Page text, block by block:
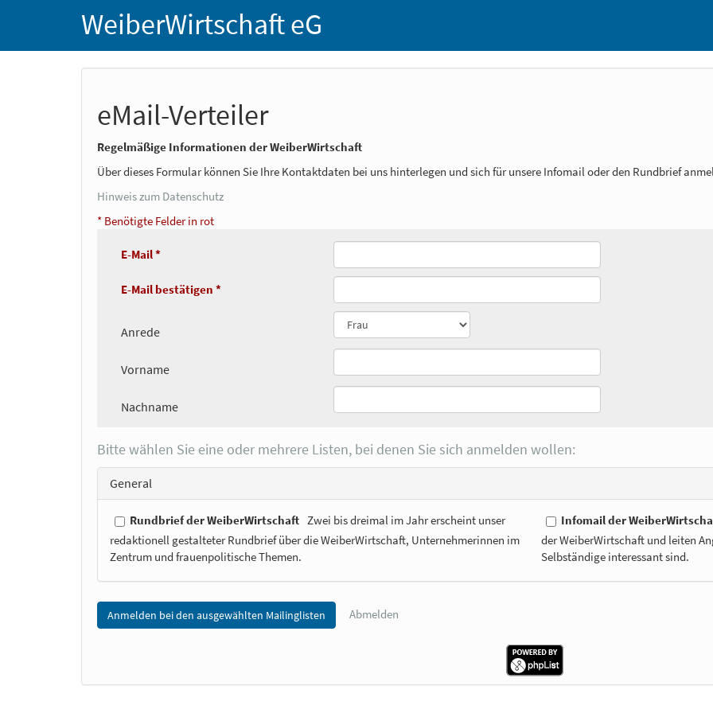
WeiberWirtschaft eG
eMail-Verteiler
Regelmäßige Informationen der WeiberWirtschaft
Über dieses Formular können Sie Ihre Kontaktdaten bei uns hinterlegen und sich für unsere Infomail oder den Rundbrief
Hinweis zum Datenschutz
* Benötigte Felder in rot
E-Mail *
E-Mail bestätigen *
Anrede
Vorname
Nachname
Bitte wählen Sie eine oder mehrere Listen, bei denen Sie sich anmelden wollen:
General
Rundbrief der WeiberWirtschaft Zwei bis dreimal im Jahr erscheint unser
redaktionell gestalteter Rundbrief über die WeiberWirtschaft, Unternehmerinnen im
Zentrum und frauenpolitische Themen.
Infomail der
der WeiberWirtschaft und leiten
Selbständige interessant sind.
Abmelden